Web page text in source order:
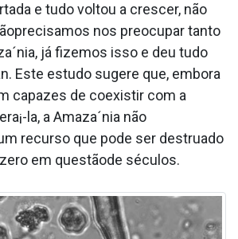
e tudo voltou a crescer, não
nos preocupar tanto
já fizemos isso e deu tudo
Este estudo sugere que, embora
capazes de coexistir com a
la, a Amaza´nia não
recurso que pode ser destrua­do
em questãode séculos.